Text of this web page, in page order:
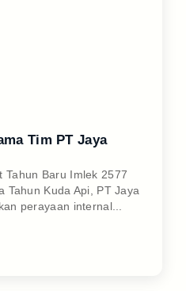
Tim PT Jaya
Tahun Baru Imlek 2577
Tahun Kuda Api, PT Jaya
perayaan internal...